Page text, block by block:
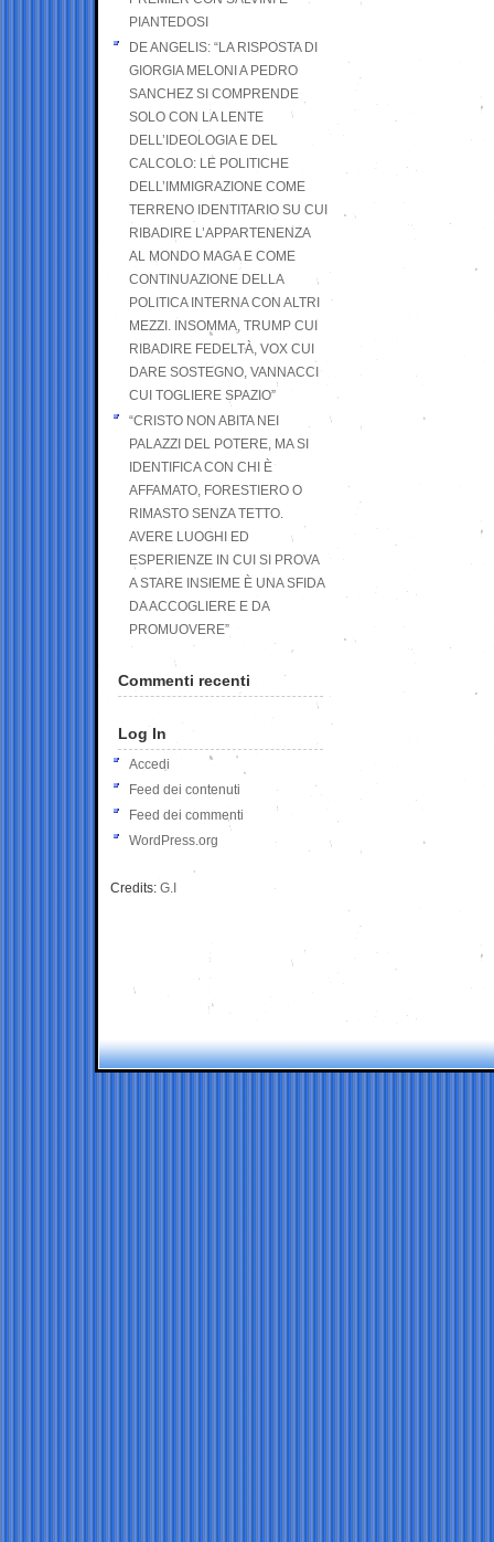
PIANTEDOSI
DE ANGELIS: “LA RISPOSTA DI
GIORGIA MELONI A PEDRO
SANCHEZ SI COMPRENDE
SOLO CON LA LENTE
DELL’IDEOLOGIA E DEL
CALCOLO: LE POLITICHE
DELL’IMMIGRAZIONE COME
TERRENO IDENTITARIO SU CUI
RIBADIRE L’APPARTENENZA
AL MONDO MAGA E COME
CONTINUAZIONE DELLA
POLITICA INTERNA CON ALTRI
MEZZI. INSOMMA, TRUMP CUI
RIBADIRE FEDELTÀ, VOX CUI
DARE SOSTEGNO, VANNACCI
CUI TOGLIERE SPAZIO”
“CRISTO NON ABITA NEI
PALAZZI DEL POTERE, MA SI
IDENTIFICA CON CHI È
AFFAMATO, FORESTIERO O
RIMASTO SENZA TETTO.
AVERE LUOGHI ED
ESPERIENZE IN CUI SI PROVA
A STARE INSIEME È UNA SFIDA
DA ACCOGLIERE E DA
PROMUOVERE”
Commenti recenti
Log In
Accedi
Feed dei contenuti
Feed dei commenti
WordPress.org
Credits: G.I